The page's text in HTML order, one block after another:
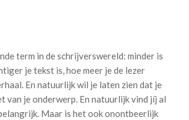
term in de schrijverswereld: minder is
je tekst is, hoe meer je de lezer
En natuurlijk wil je laten zien dat je
van je onderwerp. En natuurlijk vind jíj al
Maar is het ook onontbeerlijk